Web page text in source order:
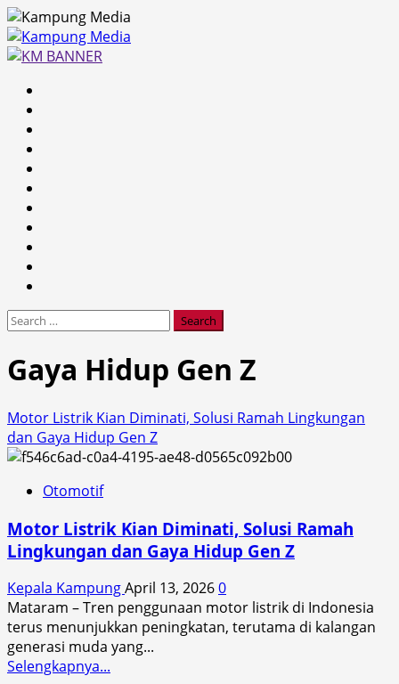
Skip
to
content
Primary
Menu
Search
Gaya Hidup Gen Z
Motor Listrik Kian Diminati, Solusi Ramah Lingkungan
dan Gaya Hidup Gen Z
Otomotif
Motor Listrik Kian Diminati, Solusi Ramah
Lingkungan dan Gaya Hidup Gen Z
Kepala KampungApril 13, 20260
Mataram – Tren penggunaan motor listrik di Indonesia
terus menunjukkan peningkatan, terutama di kalangan
generasi muda yang...
Selengkapnya...